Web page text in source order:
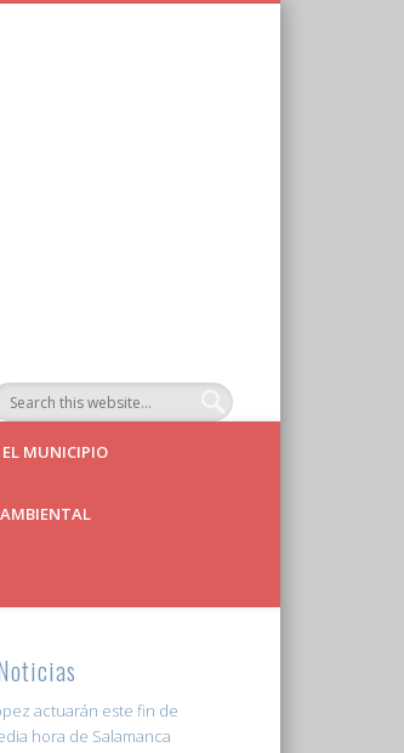
de
EL MUNICIPIO
actuarán este fin de
hora de Salamanca